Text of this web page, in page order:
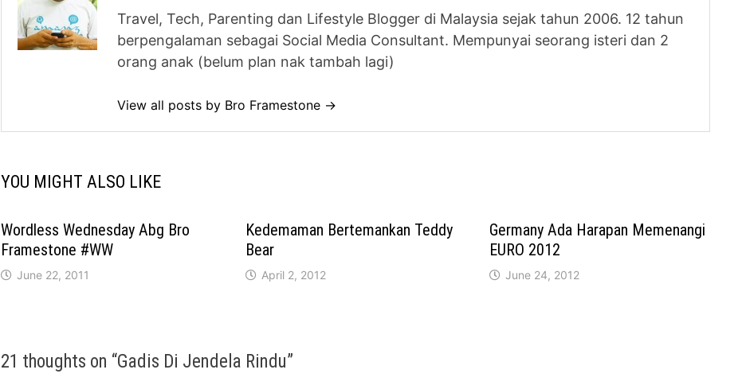
Travel, Tech, Parenting dan Lifestyle Blogger di Malaysia sejak tahun 2006. 12 tahun
berpengalaman sebagai Social Media Consultant. Mempunyai seorang isteri dan 2
orang anak (belum plan nak tambah lagi)
View all posts by Bro Framestone →
YOU MIGHT ALSO LIKE
Wordless Wednesday Abg Bro
Framestone #WW
June 22, 2011
Kedemaman Bertemankan Teddy
Bear
April 2, 2012
Germany Ada Harapan Memenangi
EURO 2012
June 24, 2012
21 thoughts on “Gadis Di Jendela Rindu”